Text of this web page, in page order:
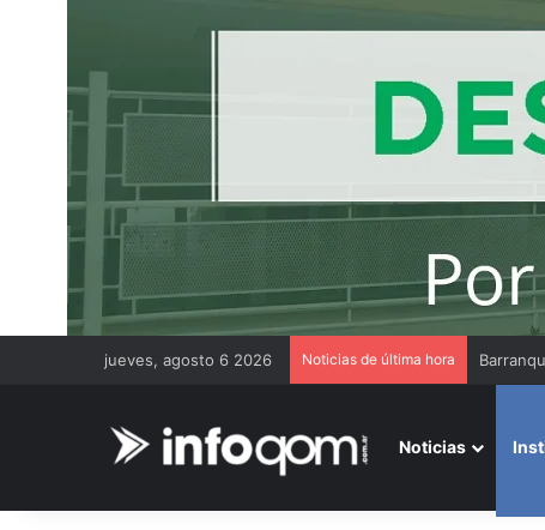
jueves, agosto 6 2026 Noticias de última hora
Noticias